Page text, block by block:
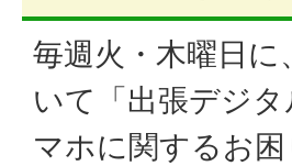
毎週火・木曜日
いて「出張デジ
マホに関するお